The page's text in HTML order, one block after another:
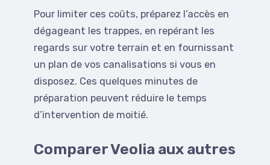
Pour limiter ces coûts, préparez l’accès en
dégageant les trappes, en repérant les
regards sur votre terrain et en fournissant
un plan de vos canalisations si vous en
disposez. Ces quelques minutes de
préparation peuvent réduire le temps
d’intervention de moitié.
Comparer Veolia aux autres